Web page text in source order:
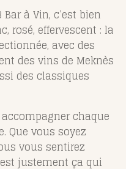
à Vin, c’est bien
rosé, effervescent : la
avec des
des vins de Meknès
des classiques
chaque
Que vous soyez
vous sentirez
justement ça qui